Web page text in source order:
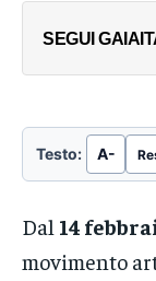
SEGUI
Testo: A-
Dal 14
movimento